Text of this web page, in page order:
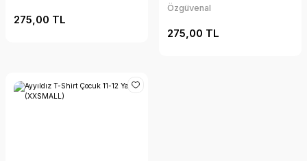
275,00 TL
Özgüvenal
275,00 TL